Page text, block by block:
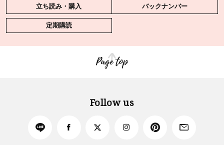
立ち読み・購入 バックナンバー
定期購読
Page top
Follow us